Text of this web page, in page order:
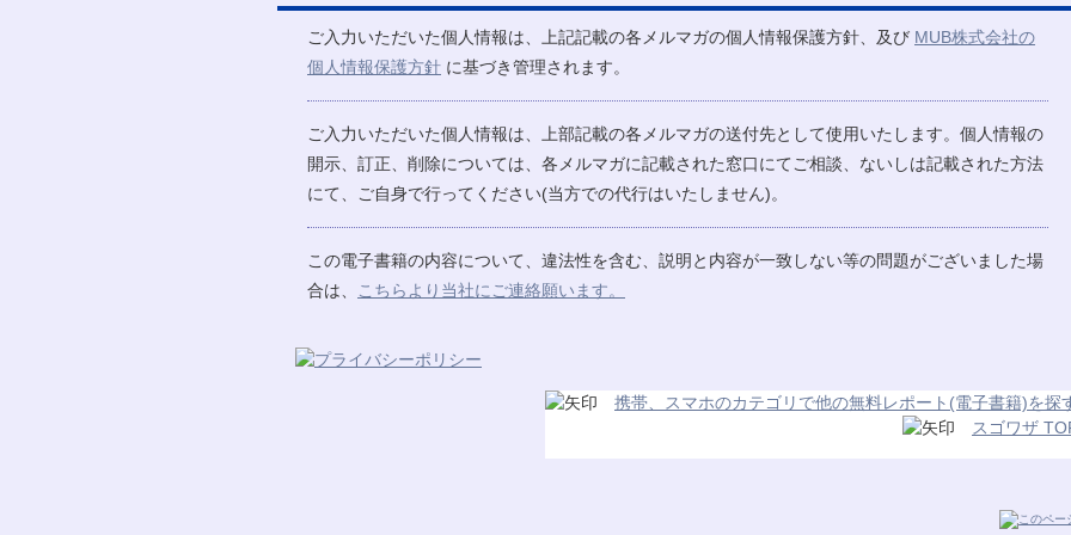
ご入力いただいた個人情報は、上記記載の各メルマガの個人情報保護方針、及び MUB株式会社の
個人情報保護方針 に基づき管理されます。
ご入力いただいた個人情報は、上部記載の各メルマガの送付先として使用いたします。個人情報の
開示、訂正、削除については、各メルマガに記載された窓口にてご相談、ないしは記載された方法
にて、ご自身で行ってください(当方での代行はいたしません)。
この電子書籍の内容について、違法性を含む、説明と内容が一致しない等の問題がございました場
合は、
こちらより当社にご連絡願います。
携帯、スマホのカテゴリで他の無料レポート(電子書籍)を探
スゴワザ